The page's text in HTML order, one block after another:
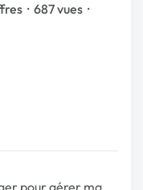
· 687 vues ·
pour gérer ma